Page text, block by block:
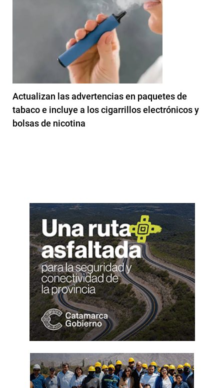
Actualizan las advertencias en paquetes de
tabaco e incluye a los cigarrillos electrónicos y
bolsas de nicotina